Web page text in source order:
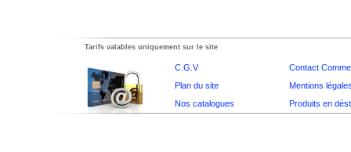
Tarifs valables uniquement sur le site
C.G.V
Contact
Plan du site
Mentions
Nos catalogues
Produits en